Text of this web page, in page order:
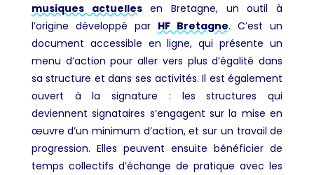
musiques actuellesen Bretagne, un outil à
l’origine développé par HF Bretagne. C’est un
document accessible en ligne, qui présente un
menu d’action pour aller vers plus d’égalité dans
sa structure et dans ses activités. Il est également
ouvert à la signature : les structures qui
deviennent signataires s’engagent sur la mise en
œuvre d’un minimum d’action, et sur un travail de
progression. Elles peuvent ensuite bénéficier de
temps collectifs d’échange de pratique avec les